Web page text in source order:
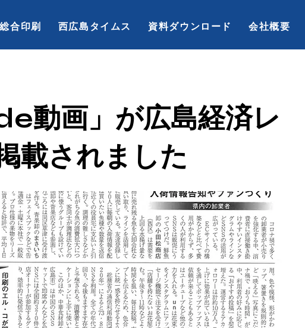
総合印刷 西広島タイムス 資料ダウンロード 会社概要
動画」が広島経済レ
載されました